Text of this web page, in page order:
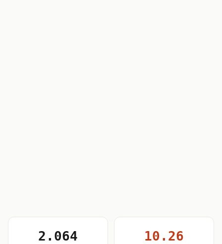
2.064 10.26